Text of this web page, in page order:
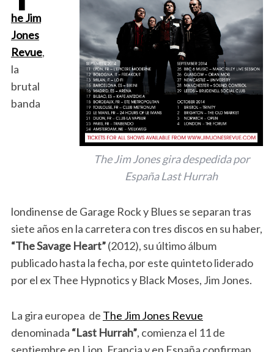
The Jim Jones gira despedida por
España Last Hurrah
he Jim
Jones
Revue,
la
brutal
banda
londinense de Garage Rock y Blues se separan tras
siete años en la carretera con tres discos en su haber,
“The Savage Heart”(2012), su último álbum
publicado hasta la fecha, por este quinteto liderado
por el ex Thee Hypnotics y Black Moses, Jim Jones.
La gira europea de The Jim Jones Revue
denominada “Last Hurrah”, comienza el 11 de
septiembre en Lion, Francia y en España confirman